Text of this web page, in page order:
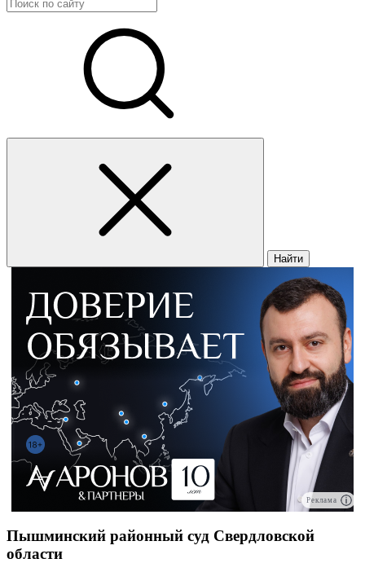
Найти
Реклама
Пышминский районный суд Свердловской
области